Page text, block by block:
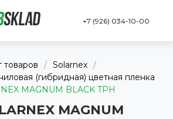
+7 (926) 034-10-00
товаров / Solarnex /
(гибридная) цветная пленка
MAGNUM BLACK TPH
MAGNUM